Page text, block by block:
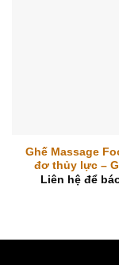
Ghế Massage
đơ thủy lực –
Liên hệ để